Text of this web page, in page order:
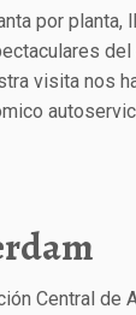
por planta,
visita nos
Central de